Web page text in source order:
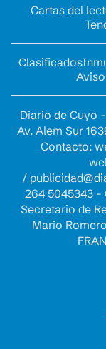
Cartas del
Clasificados
Diario de Cuyo
Av. Alem Sur
Contacto:
/
264 5045343 -
Secretario de
Mario